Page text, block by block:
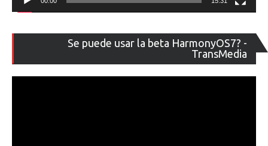
Se puede usar la beta HarmonyOS7? -
TransMedia
de